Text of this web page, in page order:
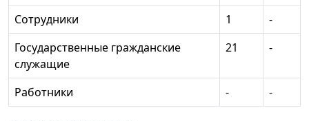
Сотрудники
1
-
Государственные гражданские
служащие
21 -
Работники - -